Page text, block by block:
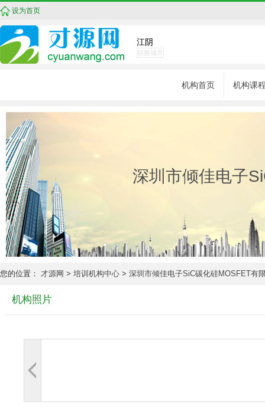
设为首页
江阴
切换城市
机构首页 机构课
深圳市倾佳电子
您的位置： 才源网 > 培训机构中心 > 深圳市倾佳电子SiC碳化硅MOSFET有
机构照片